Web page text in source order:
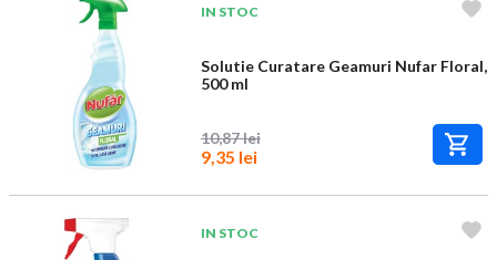
IN STOC
Solutie Curatare Geamuri Nufar Floral,
500 ml
10,87 lei
9,35 lei
IN STOC